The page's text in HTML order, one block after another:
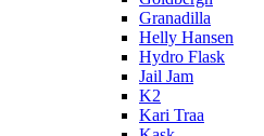
Granadilla
Helly Hansen
Hydro Flask
Jail Jam
K2
Kari Traa